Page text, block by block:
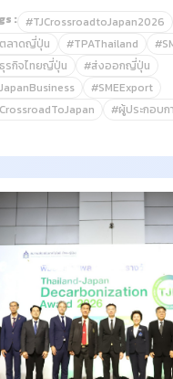
: #TJCrossroadtoJapan2026
ลาดญี่ปุ่น
#TPAThailand
รกิจไทยญี่ปุ่น
#ส่งออกญี่ปุ่น
#SMEExport
#ผู้ประกอบก